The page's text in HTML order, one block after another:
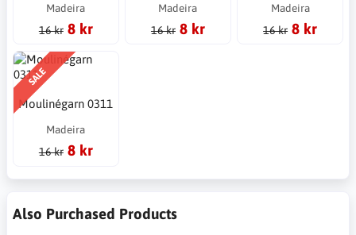
Madeira
16 kr 8 kr
Madeira
16 kr 8 kr
Madeira
16 kr 8 kr
SALE
Moulinégarn 0311
Madeira
16 kr 8 kr
Also Purchased Products